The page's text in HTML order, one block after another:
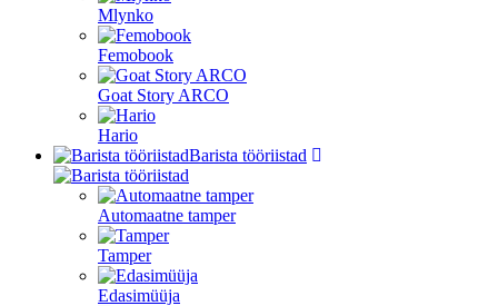
Mlynko
Femobook
Goat Story ARCO
Hario
Barista tööriistad
Automaatne tamper
Tamper
Edasimüüja